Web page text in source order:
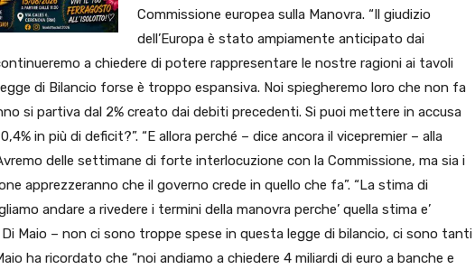
Commissione europea sulla Manovra. “Il giudizio
dell’Europa è stato ampiamente anticipato dai
a chiedere di potere rappresentare le nostre ragioni ai tavoli
di Bilancio forse è troppo espansiva. Noi spiegheremo loro che non fa
si partiva dal 2% creato dai debiti precedenti. Si puoi mettere in accusa
in più di deficit?”. “E allora perché – dice ancora il vicepremier – alla
delle settimane di forte interlocuzione con la Commissione, ma sia i
apprezzeranno che il governo crede in quello che fa”. “La stima di
andare a rivedere i termini della manovra perche’ quella stima e’
Maio – non ci sono troppe spese in questa legge di bilancio, ci sono tanti
ha ricordato che “noi andiamo a chiedere 4 miliardi di euro a banche e